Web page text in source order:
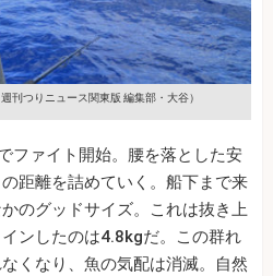
週刊つりニュース関東版 編集部・大谷）
ファイト開始。腰を落とした安
距離を詰めていく。船下まで来
のグッドサイズ。これは抜き上
ンしたのは4.8kgだ。この群れ
くなり、魚の気配は消滅。自然